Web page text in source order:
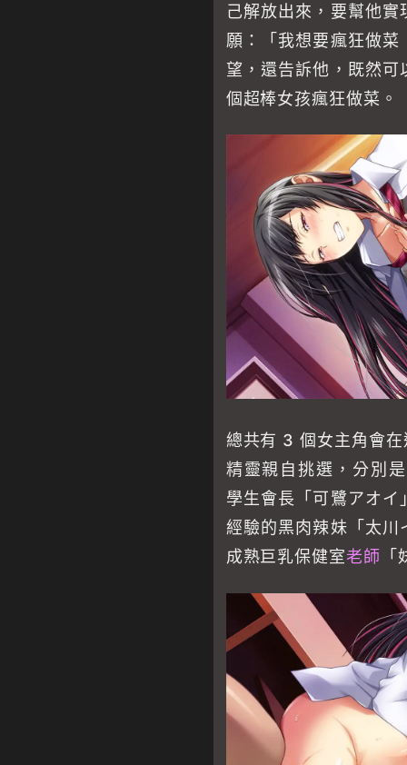
己解放出來，要幫他
願：「我想要瘋狂做
望，還告訴他，既然
個超棒女孩瘋狂做菜。
總共有 3 個女主角會
精靈親自挑選，分別
學生會長「可鷺アオ
經驗的黑肉辣妹「太
成熟巨乳保健室老師